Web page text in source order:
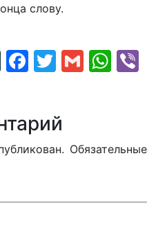
слову.
LiveJournal
Facebook
Twitter
Gmail
Обязательные